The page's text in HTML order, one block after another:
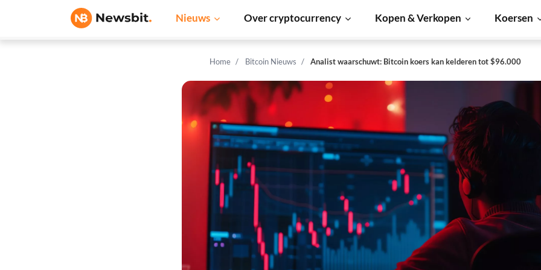
Nieuws Over cryptocurrency Kopen & Verkopen Koersen
Home Bitcoin Nieuws Analist waarschuwt: Bitcoin koers kan kelderen tot $96.000